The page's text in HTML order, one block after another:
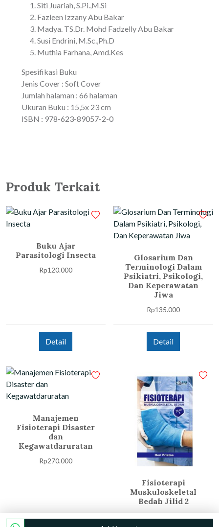
Siti Juariah, S.Pi.,M.Si
Fazleen Izzany Abu Bakar
Madya. TS.Dr. Mohd Fadzelly Abu Bakar
Susi Endrini, M.Sc.,Ph.D
Muthia Farhana, Amd.Kes
Spesifikasi Buku
Jenis Cover : Soft Cover
Jumlah halaman : 66 halaman
Ukuran Buku : 15,5x 23 cm
ISBN : 978-623-89057-2-0
Produk Terkait
Buku Ajar
Parasitologi Insecta
Rp120.000
Detail
Glosarium Dan
Terminologi Dalam
Psikiatri, Psikologi,
Dan Keperawatan
Jiwa
Rp135.000
Detail
Manajemen
Fisioterapi Disaster
dan
Kegawatdaruratan
Rp270.000
Fisioterapi
Muskuloskeletal
Bedah Jilid 2